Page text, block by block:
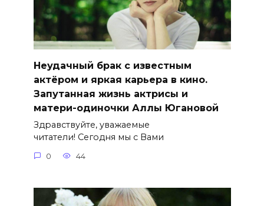
Неудачный брак с известным
актёром и яркая карьера в кино.
Запутанная жизнь актрисы и
матери-одиночки Аллы Югановой
Здравствуйте, уважаемые
читатели! Сегодня мы с Вами
0 44